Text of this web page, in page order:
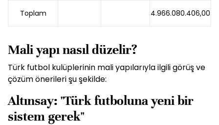
Toplam 4.966.080.406,00
Mali yapı nasıl düzelir?
Türk futbol kulüplerinin mali yapılarıyla ilgili görüş ve
çözüm önerileri şu şekilde:
Altınsay: "Türk futboluna yeni bir
sistem gerek"